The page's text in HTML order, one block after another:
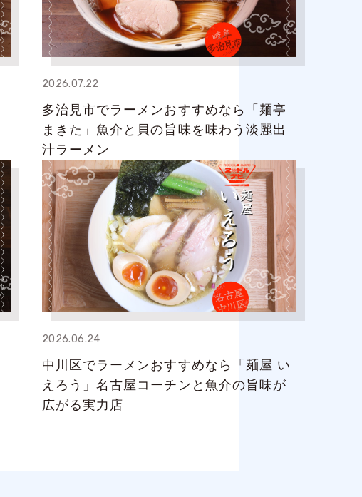
2026.07.22
多治見市でラーメンおすすめなら「麺亭
まきた」魚介と貝の旨味を味わう淡麗出
汁ラーメン
2026.06.24
中川区でラーメンおすすめなら「麺屋 い
えろう」名古屋コーチンと魚介の旨味が
広がる実力店